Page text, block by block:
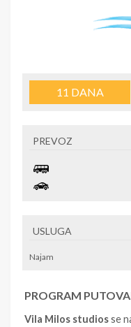
11 DANA
PREVOZ
USLUGA
Najam
PROGRAM
Vila Milos studiosse